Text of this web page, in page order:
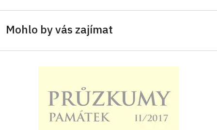
Mohlo by vás zajímat